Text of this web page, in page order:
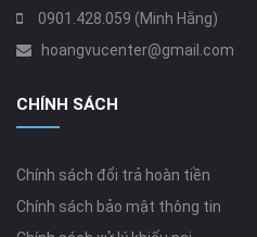
0901.428.059 (Minh Hằng)
hoangvucenter@gmail.com
CHÍNH SÁCH
Chính sách đổi trả hoàn tiền
Chính sách bảo mật thông tin